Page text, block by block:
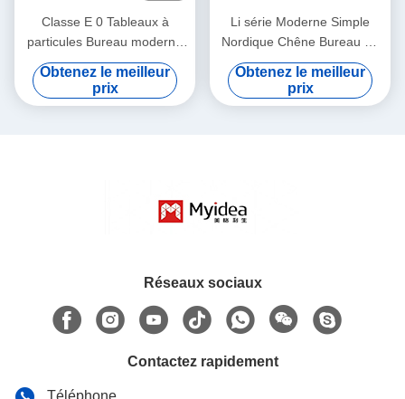
Classe E 0 Tableaux à
particules Bureau moderne
Choix environnemental
Couleur et taille
personnalisés
Obtenez le meilleur
prix
Li série Moderne Simple
Nordique Chêne Bureau de
personnel Lettering Pieds en
acier personnalisés
Obtenez le meilleur
prix
Réseaux sociaux
Contactez rapidement